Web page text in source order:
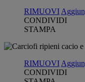
RIMUOVI
CONDIVIDI
STAMPA
RIMUOVI
CONDIVIDI